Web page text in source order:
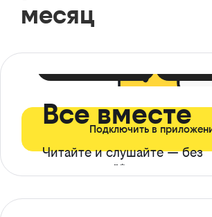
месяц
Все вместе
Читайте и слушайте — без
ограничений*
Подключить в